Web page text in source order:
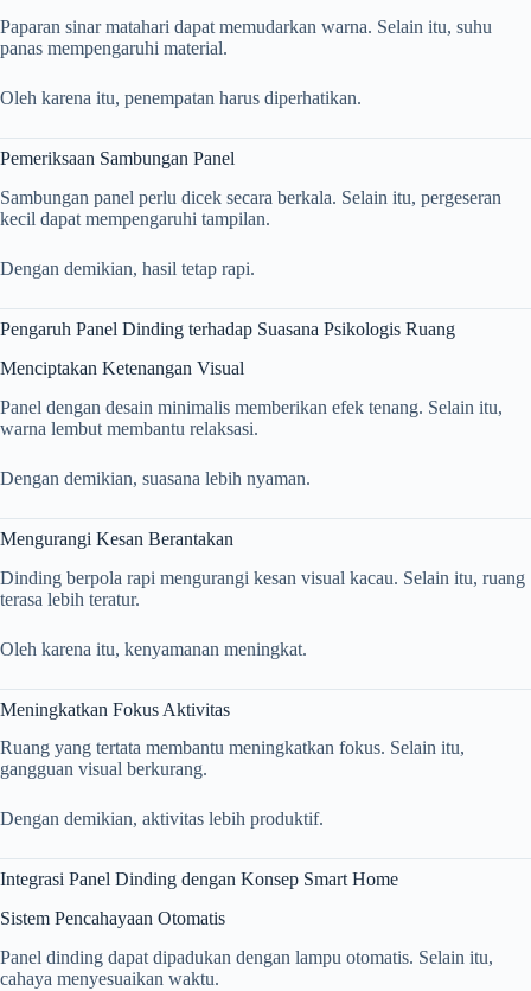
Paparan sinar matahari dapat memudarkan warna. Selain itu, suhu
panas mempengaruhi material.
Oleh karena itu, penempatan harus diperhatikan.
Pemeriksaan Sambungan Panel
Sambungan panel perlu dicek secara berkala. Selain itu, pergeseran
kecil dapat mempengaruhi tampilan.
Dengan demikian, hasil tetap rapi.
Pengaruh Panel Dinding terhadap Suasana Psikologis Ruang
Menciptakan Ketenangan Visual
Panel dengan desain minimalis memberikan efek tenang. Selain itu,
warna lembut membantu relaksasi.
Dengan demikian, suasana lebih nyaman.
Mengurangi Kesan Berantakan
Dinding berpola rapi mengurangi kesan visual kacau. Selain itu, ruang
terasa lebih teratur.
Oleh karena itu, kenyamanan meningkat.
Meningkatkan Fokus Aktivitas
Ruang yang tertata membantu meningkatkan fokus. Selain itu,
gangguan visual berkurang.
Dengan demikian, aktivitas lebih produktif.
Integrasi Panel Dinding dengan Konsep Smart Home
Sistem Pencahayaan Otomatis
Panel dinding dapat dipadukan dengan lampu otomatis. Selain itu,
cahaya menyesuaikan waktu.